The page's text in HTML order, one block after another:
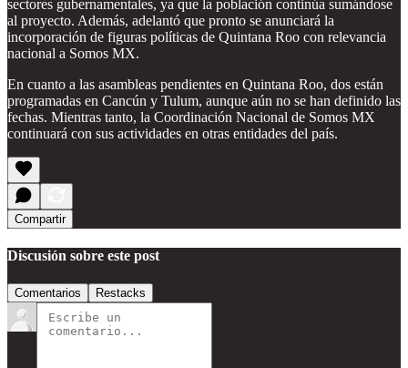
sectores gubernamentales, ya que la población continúa sumándose
al proyecto. Además, adelantó que pronto se anunciará la
incorporación de figuras políticas de Quintana Roo con relevancia
nacional a Somos MX.
En cuanto a las asambleas pendientes en Quintana Roo, dos están
programadas en Cancún y Tulum, aunque aún no se han definido las
fechas. Mientras tanto, la Coordinación Nacional de Somos MX
continuará con sus actividades en otras entidades del país.
Compartir
Discusión sobre este post
Comentarios Restacks